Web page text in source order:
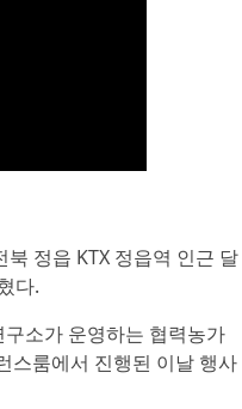
정읍 KTX 정읍역 인근 달
다.
소가 운영하는 협력농가
스룸에서 진행된 이날 행사